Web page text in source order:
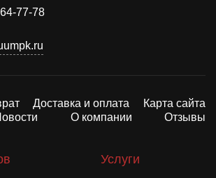
77-78
Доставка и оплата
Карта сайта
О компании Отзывы
Услуги